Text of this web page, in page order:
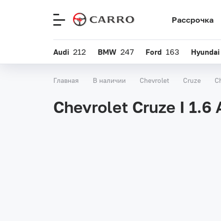
Рассрочка
Audi 212 BMW 247 Ford 163 Hyundai
Главная В наличии Chevrolet Cruze
Chevrolet Cruze I 1.6